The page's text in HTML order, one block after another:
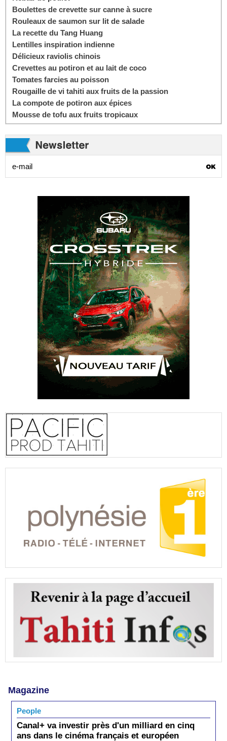
Boulettes de crevette sur canne à sucre
Rouleaux de saumon sur lit de salade
La recette du Tang Huang
Lentilles inspiration indienne
Délicieux raviolis chinois
Crevettes au potiron et au lait de coco
Tomates farcies au poisson
Rougaille de vi tahiti aux fruits de la passion
La compote de potiron aux épices
Mousse de tofu aux fruits tropicaux
Magazine
People
Canal+ va investir près d'un milliard en cinq
ans dans le cinéma français et européen